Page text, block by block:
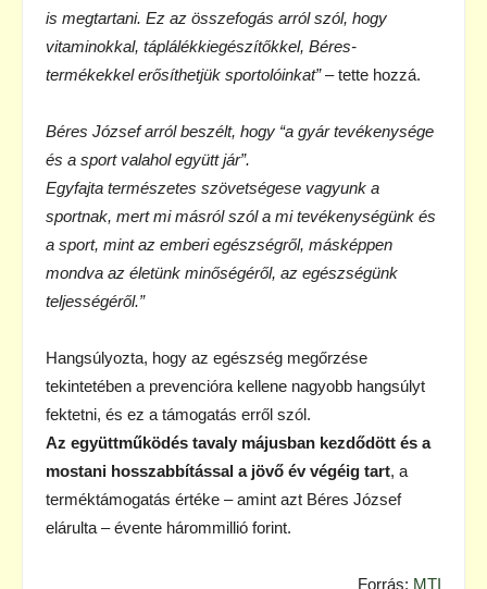
is megtartani. Ez az összefogás arról szól, hogy
vitaminokkal, táplálékkiegészítőkkel, Béres-
termékekkel erősíthetjük sportolóinkat”– tette hozzá.
Béres József arról beszélt, hogy “a gyár tevékenysége
és a sport valahol együtt jár”.
Egyfajta természetes szövetségese vagyunk a
sportnak, mert mi másról szól a mi tevékenységünk és
a sport, mint az emberi egészségről, másképpen
mondva az életünk minőségéről, az egészségünk
teljességéről.”
Hangsúlyozta, hogy az egészség megőrzése
tekintetében a prevencióra kellene nagyobb hangsúlyt
fektetni, és ez a támogatás erről szól.
Az együttműködés tavaly májusban kezdődött és a
mostani hosszabbítással a jövő év végéig tart, a
terméktámogatás értéke – amint azt Béres József
elárulta – évente hárommillió forint.
Forrás: MTI